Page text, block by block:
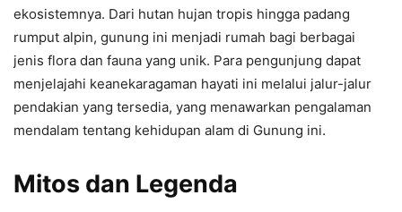
ekosistemnya. Dari hutan hujan tropis hingga padang
rumput alpin, gunung ini menjadi rumah bagi berbagai
jenis flora dan fauna yang unik. Para pengunjung dapat
menjelajahi keanekaragaman hayati ini melalui jalur-jalur
pendakian yang tersedia, yang menawarkan pengalaman
mendalam tentang kehidupan alam di Gunung ini.
Mitos dan Legenda